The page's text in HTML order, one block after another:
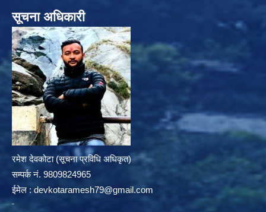
सूचना अधिकारी
रमेश देवकोटा (सूचना प्रविधि अधिकृत)
सम्पर्क न‌ं. 9809824965
ईमेल : devkotaramesh79@gmail.com